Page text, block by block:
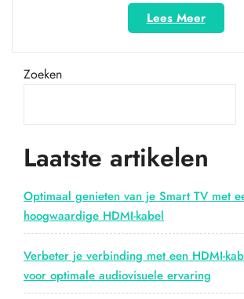
Lees Meer“Ontdek
de
een
splitter
jouw
Zoeken
Laatste artikelen
Optimaal genieten van je Smart TV met
hoogwaardige HDMI-kabel
Verbeter je verbinding met een HDMI-
voor optimale audiovisuele ervaring